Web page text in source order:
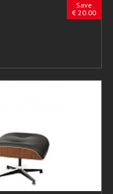
Save
€ 20.00